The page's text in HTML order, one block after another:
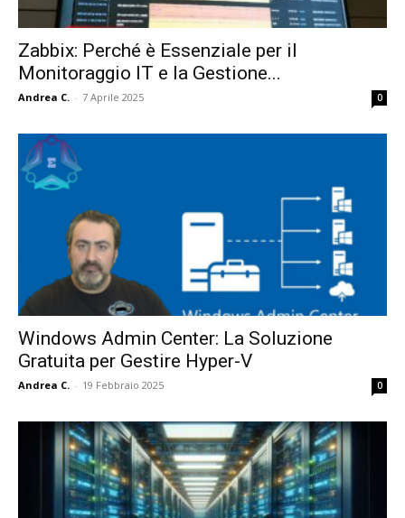
Zabbix: Perché è Essenziale per il
Monitoraggio IT e la Gestione...
Andrea C. - 7 Aprile 2025 0
Windows Admin Center: La Soluzione
Gratuita per Gestire Hyper-V
Andrea C. - 19 Febbraio 2025 0